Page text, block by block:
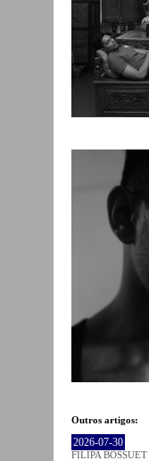
Outros artigos:
2026-07-30
FILIPA BOSSUET